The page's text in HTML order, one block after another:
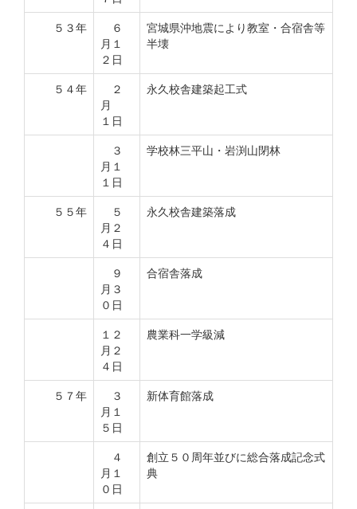
５３年
６
月１
２日
宮城県沖地震により教室・合宿舎等
半壊
５４年
２
月
１日
永久校舎建築起工式
３
月１
１日
学校林三平山・岩渕山閉林
５５年
５
月２
４日
永久校舎建築落成
９
月３
０日
合宿舎落成
１２
月２
４日
農業科一学級減
５７年
３
月１
５日
新体育館落成
４
月１
０日
創立５０周年並びに総合落成記念式
典